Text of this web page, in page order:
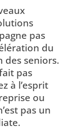
pas
du
des seniors.
pas
à l’esprit
ou
pas un